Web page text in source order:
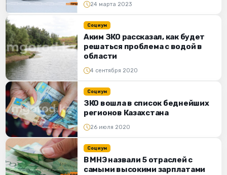
24 марта 2023
Социум
Аким ЗКО рассказал, как будет
решаться проблема с водой в
области
4 сентября 2020
Социум
ЗКО вошла в список беднейших
регионов Казахстана
26 июля 2020
Социум
В МНЭ назвали 5 отраслей с
самыми высокими зарплатами